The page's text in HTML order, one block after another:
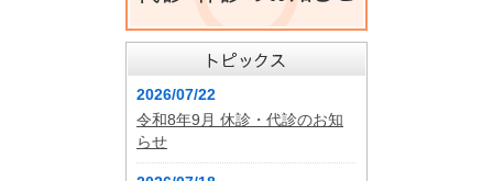
2026/07/22
令和8年9月 休診・代診のお知
らせ